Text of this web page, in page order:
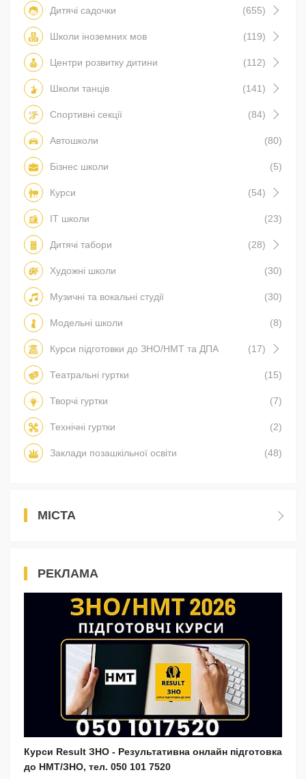
Дитячі садочки (655)
Школи іноземних мов (119)
Центри розвитку дитини (112)
Школи танців (141)
Спортивні секції (84)
Автошколи (80)
Бізнес школи (5)
Курси (54)
IT школи (23)
Дитячі табори (28)
Художні школи (30)
Музичні та вокальні студії (30)
Модельні школи (8)
Курси підготовки до ЗНО/НМТ та ДПА (17)
Театральні гуртки (15)
Творчі гуртки (7)
Технічні гуртки (2)
Заклади позашкільної освіти (48)
МІСТА
РЕКЛАМА
Курси Result ЗНО - Результативна онлайн підготовка
до НМТ/ЗНО, тел. 050 101 7520